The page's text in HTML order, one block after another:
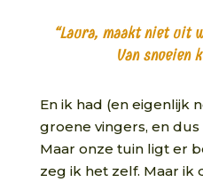
“Laura, maakt niet uit
Van snoeien
En ik had (en eigenlijk
groene vingers, en
Maar onze tuin ligt er
zeg ik het zelf. Maar ik